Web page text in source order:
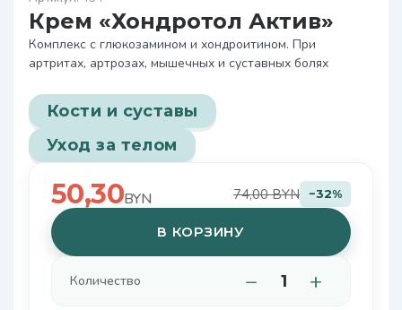
Крем «Хондротол Актив»
Комплекс с глюкозамином и хондроитином. При
артритах, артрозах, мышечных и суставных болях
Кости и суставы
Уход за телом
50,30BYN 74,00 BYN −32%
В КОРЗИНУ
Количество − +